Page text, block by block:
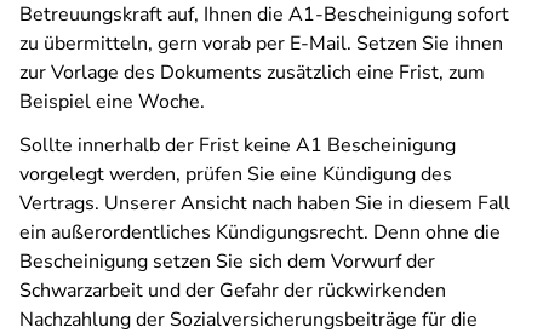
Betreuungskraft auf, Ihnen die A1-Bescheinigung sofort
zu übermitteln, gern vorab per E-Mail. Setzen Sie ihnen
zur Vorlage des Dokuments zusätzlich eine Frist, zum
Beispiel eine Woche.
Sollte innerhalb der Frist keine A1 Bescheinigung
vorgelegt werden, prüfen Sie eine Kündigung des
Vertrags. Unserer Ansicht nach haben Sie in diesem Fall
ein außerordentliches Kündigungsrecht. Denn ohne die
Bescheinigung setzen Sie sich dem Vorwurf der
Schwarzarbeit und der Gefahr der rückwirkenden
Nachzahlung der Sozialversicherungsbeiträge für die